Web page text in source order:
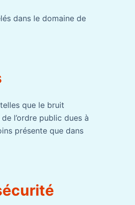
dans le domaine de
que le bruit
l’ordre public dues à
présente que dans